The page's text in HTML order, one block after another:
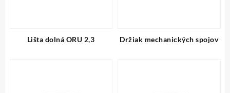
Lišta dolná ORU 2,3 Držiak mechanických spojov